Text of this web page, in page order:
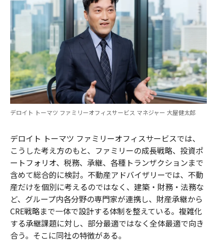
デロイト トーマツ ファミリーオフィスサービス マネジャー 大屋健太郎
デロイト トーマツ ファミリーオフィスサービスでは、
こうした考え方のもと、ファミリーの成長戦略、投資ポ
ートフォリオ、税務、承継、各種トランザクションまで
含めて総合的に検討。不動産アドバイザリーでは、不動
産だけを個別に考えるのではなく、建築・財務・法務な
ど、グループ内各分野の専門家が連携し、財産承継から
CRE戦略まで一体で設計する体制を整えている。複雑化
する承継課題に対し、部分最適ではなく全体最適で向き
合う。そこに同社の特徴がある。